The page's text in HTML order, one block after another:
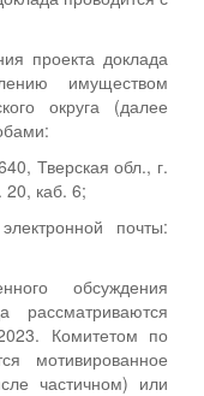
проекта доклада
имуществом
округа (далее
Тверская обл., г.
20, каб. 6;
почты:
обсуждения
рассматриваются
Комитетом по
мотивированное
частичном) или